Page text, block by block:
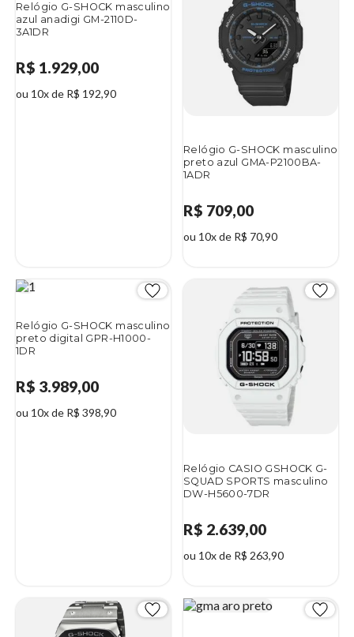
Relógio G-SHOCK masculino
azul anadigi GM-2110D-
3A1DR
R$ 1.929,00
ou 10x de R$ 192,90
Relógio G-SHOCK masculino
preto azul GMA-P2100BA-
1ADR
R$ 709,00
ou 10x de R$ 70,90
Relógio G-SHOCK masculino
preto digital GPR-H1000-
1DR
R$ 3.989,00
ou 10x de R$ 398,90
Relógio CASIO GSHOCK G-
SQUAD SPORTS masculino
DW-H5600-7DR
R$ 2.639,00
ou 10x de R$ 263,90